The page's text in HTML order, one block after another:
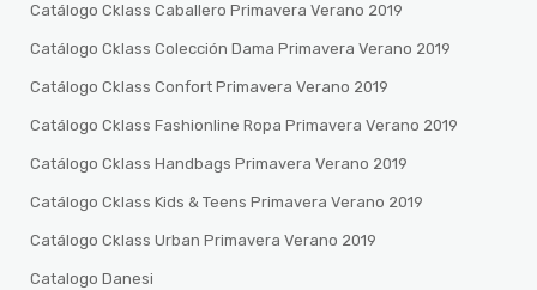
Catálogo Cklass Caballero Primavera Verano 2019
Catálogo Cklass Colección Dama Primavera Verano 2019
Catálogo Cklass Confort Primavera Verano 2019
Catálogo Cklass Fashionline Ropa Primavera Verano 2019
Catálogo Cklass Handbags Primavera Verano 2019
Catálogo Cklass Kids & Teens Primavera Verano 2019
Catálogo Cklass Urban Primavera Verano 2019
Catalogo Danesi